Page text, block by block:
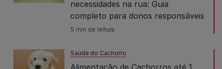
necessidades na rua: Guia
completo para donos responsáveis
5 min de leitura
Saúde do Cachorro
Alimentação de Cachorros até 1